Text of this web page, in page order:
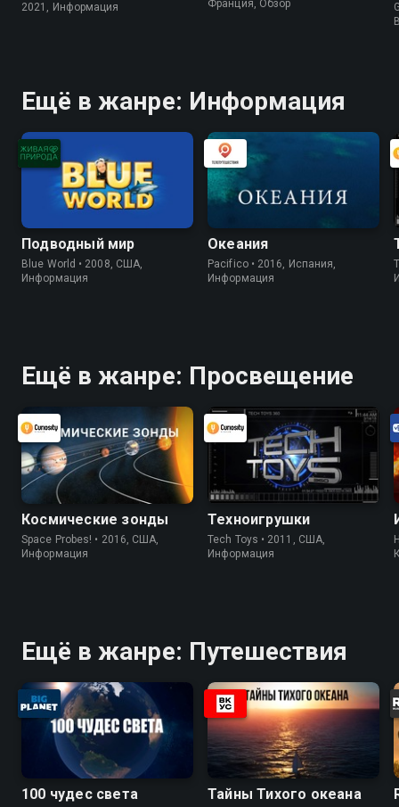
2021, Информация
Франция, Обзор
Ещё в жанре: Информация
Подводный мир
Blue World • 2008, США,
Информация
Океания
Pacifico • 2016, Испания,
Информация
Ещё в жанре: Просвещение
Космические зонды
Space Probes! • 2016, США,
Информация
Техноигрушки
Tech Toys • 2011, США,
Информация
Ещё в жанре: Путешествия
100 чудес света Тайны Тихого океана